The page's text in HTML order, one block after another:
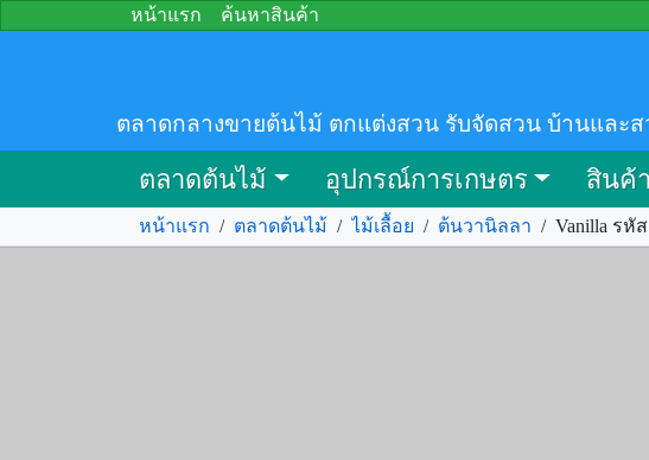
หน้าแรก ค้นหาสินค้า
ตลาดกลางขายต้นไม้ ตกแต่งสวน รับจัดสวน บ้านและ
ตลาดต้นไม้ อุปกรณ์การเกษตร สินค้
หน้าแรก / ตลาดต้นไม้ / ไม้เลื้อย / ต้นวานิลลา / Vanilla รหัส